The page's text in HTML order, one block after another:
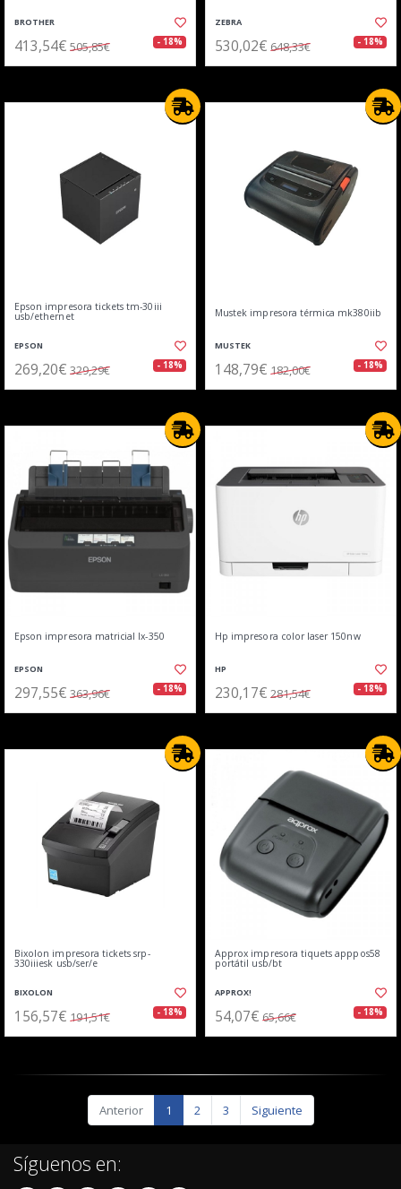
BROTHER
413,54€ 505,85€ - 18%
ZEBRA
530,02€ 648,33€ - 18%
Epson impresora tickets tm-30iii
usb/ethernet
EPSON
269,20€ 329,29€ - 18%
Mustek impresora térmica mk380iib
MUSTEK
148,79€ 182,00€ - 18%
Epson impresora matricial lx-350
EPSON
297,55€ 363,96€ - 18%
Hp impresora color laser 150nw
HP
230,17€ 281,54€ - 18%
Bixolon impresora tickets srp-
330iiiesk usb/ser/e
BIXOLON
156,57€ 191,51€ - 18%
Approx impresora tiquets apppos58
portátil usb/bt
APPROX!
54,07€ 65,66€ - 18%
Anterior 1 2 3 Siguiente
Síguenos en: